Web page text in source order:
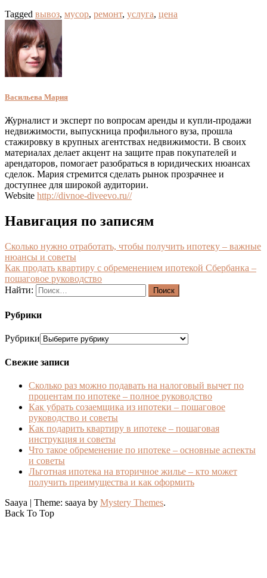
Tagged вывоз, мусор, ремонт, услуга, цена
Васильева Мария
Журналист и эксперт по вопросам аренды и купли-продажи
недвижимости, выпускница профильного вуза, прошла
стажировку в крупных агентствах недвижимости. В своих
материалах делает акцент на защите прав покупателей и
арендаторов, помогает разобраться в юридических нюансах
сделок. Мария стремится сделать рынок прозрачнее и
доступнее для широкой аудитории.
Website http://divnoe-diveevo.ru//
Навигация по записям
Сколько нужно отработать, чтобы получить ипотеку – важные
нюансы и советы
Как продать квартиру с обременением ипотекой Сбербанка –
пошаговое руководство
Найти:
Рубрики
Рубрики
Свежие записи
Сколько раз можно подавать на налоговый вычет по
процентам по ипотеке – полное руководство
Как убрать созаемщика из ипотеки – пошаговое
руководство и советы
Как подарить квартиру в ипотеке – пошаговая
инструкция и советы
Что такое обременение по ипотеке – основные аспекты
и советы
Льготная ипотека на вторичное жилье – кто может
получить преимущества и как оформить
Saaya | Theme: saaya by Mystery Themes.
Back To Top